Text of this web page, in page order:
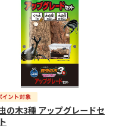
の木3種 アップグレードセ